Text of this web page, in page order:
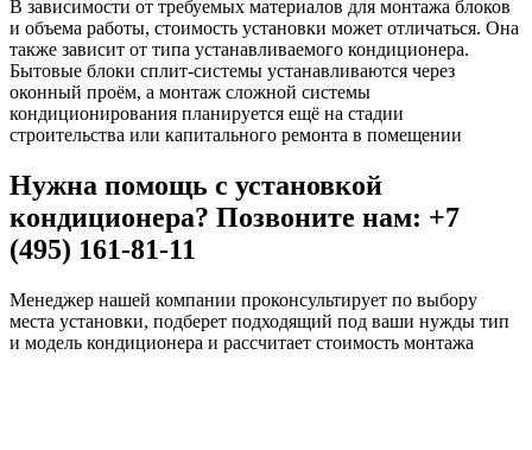
В зависимости от требуемых материалов для монтажа блоков
и объема работы, стоимость установки может отличаться. Она
также зависит от типа устанавливаемого кондиционера.
Бытовые блоки сплит-системы устанавливаются через
оконный проём, а монтаж сложной системы
кондиционирования планируется ещё на стадии
строительства или капитального ремонта в помещении
Нужна помощь с установкой
кондиционера? Позвоните нам: +7
(495) 161-81-11
Менеджер нашей компании проконсультирует по выбору
места установки, подберет подходящий под ваши нужды тип
и модель кондиционера и рассчитает стоимость монтажа